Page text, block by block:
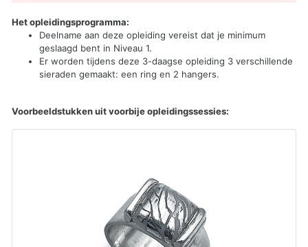
Het opleidingsprogramma:
Deelname aan deze opleiding vereist dat je minimum
geslaagd bent in Niveau 1.
Er worden tijdens deze 3-daagse opleiding 3 verschillende
sieraden gemaakt: een ring en 2 hangers.
Voorbeeldstukken uit voorbije opleidingssessies: